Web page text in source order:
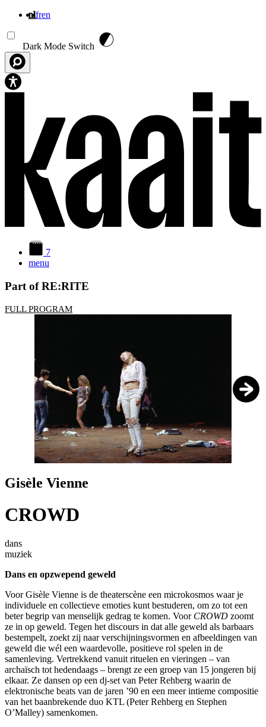
nlfren
Dark Mode Switch
7
menu
Part of RE:RITE
FULL PROGRAM
1/3
Gisèle Vienne
CROWD
dans
muziek
Dans en opzwepend geweld
Voor Gisèle Vienne is de theaterscène een microkosmos waar je
individuele en collectieve emoties kunt bestuderen, om zo tot een
beter begrip van menselijk gedrag te komen. Voor CROWD zoomt
ze in op geweld. Tegen het discours in dat alle geweld als barbaars
bestempelt, zoekt zij naar verschijningsvormen en afbeeldingen van
geweld die wél een waardevolle, positieve rol spelen in de
samenleving. Vertrekkend vanuit rituelen en vieringen – van
archaïsch tot hedendaags – brengt ze een groep van 15 jongeren bij
elkaar. Ze dansen op een dj-set van Peter Rehberg waarin de
elektronische beats van de jaren ’90 en een meer intieme compositie
van het baanbrekende duo KTL (Peter Rehberg en Stephen
O’Malley) samenkomen.